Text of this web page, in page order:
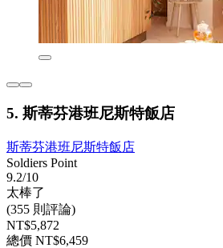
5. 斯蒂芬港班尼斯特飯店
斯蒂芬港班尼斯特飯店
Soldiers Point
9.2/10
太棒了
(355 則評論)
NT$5,872
總價 NT$6,459